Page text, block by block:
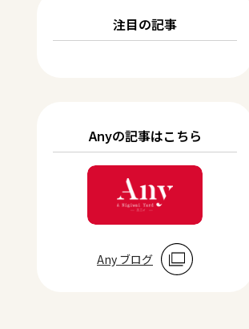
注目の記事
Anyの記事はこちら
Any ブログ